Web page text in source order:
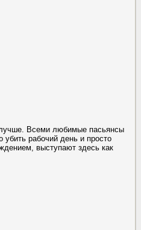
лучше. Всеми любимые пасьянсы
рабочий день и просто
выступают здесь как